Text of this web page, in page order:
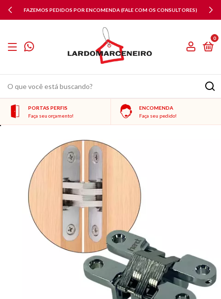
FAZEMOS PEDIDOS POR ENCOMENDA (FALE COM OS CONSULTORES)
0
PORTAS PERFIS
Faça seu orçamento!
ENCOMENDA
Faça seu pedido!